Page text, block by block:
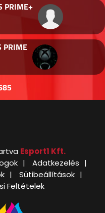
PRIME+
PRIME
Esport1 Kft.
Adatkezelés
Sütibeállítások
Feltételek